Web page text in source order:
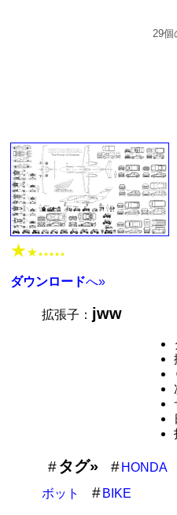
29個
★★ ★★★★★
ダウンロードへ»
拡張子： jww
タグ» HONDA
ボット
BIKE